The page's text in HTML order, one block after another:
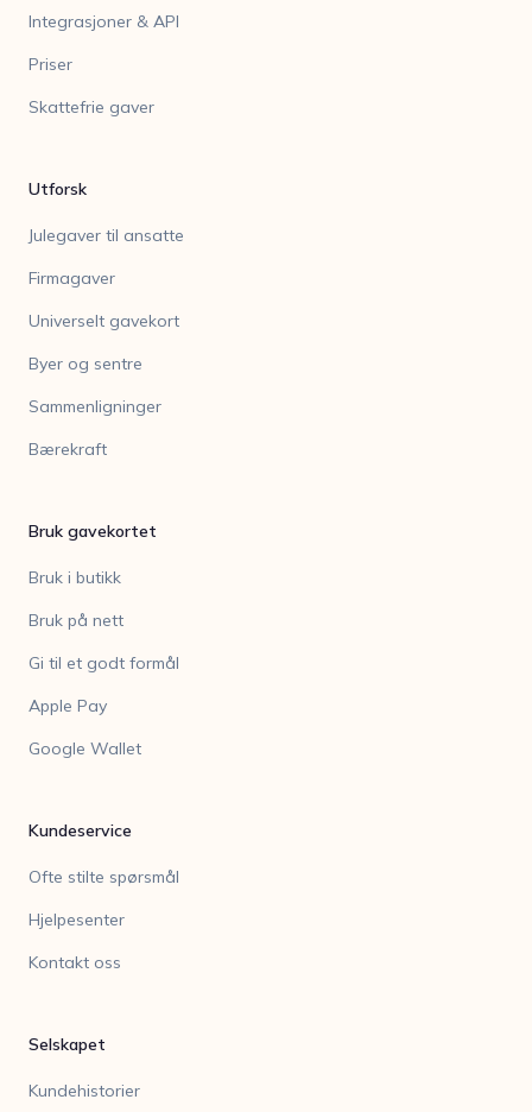
Integrasjoner & API
Priser
Skattefrie gaver
Utforsk
Julegaver til ansatte
Firmagaver
Universelt gavekort
Byer og sentre
Sammenligninger
Bærekraft
Bruk gavekortet
Bruk i butikk
Bruk på nett
Gi til et godt formål
Apple Pay
Google Wallet
Kundeservice
Ofte stilte spørsmål
Hjelpesenter
Kontakt oss
Selskapet
Kundehistorier